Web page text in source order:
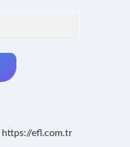
https://efl.com.tr